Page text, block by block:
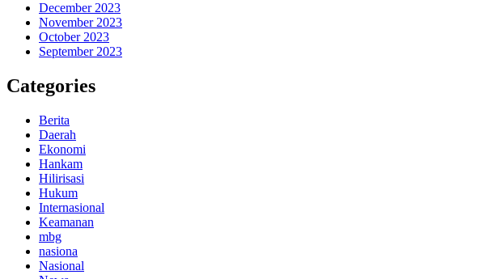
December 2023
November 2023
October 2023
September 2023
Categories
Berita
Daerah
Ekonomi
Hankam
Hilirisasi
Hukum
Internasional
Keamanan
mbg
nasiona
Nasional